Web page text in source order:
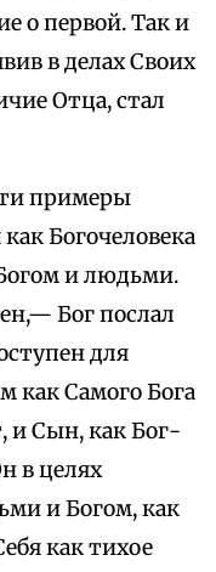
о первой. Так и
в делах Своих
Отца, стал
примеры
Богочеловека
и людьми.
Бог послал
для
как Самого Бога
и Сын, как Бог-
в целях
и Богом, как
как тихое